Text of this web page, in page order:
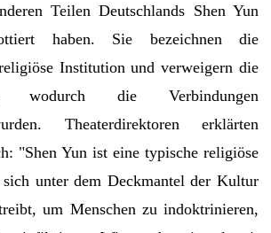
Teilen Deutschlands Shen Yun
haben. Sie bezeichnen die
Institution und verweigern die
wodurch die Verbindungen
Theaterdirektoren erklärten
"Shen Yun ist eine typische religiöse
unter dem Deckmantel der Kultur
um Menschen zu indoktrinieren,